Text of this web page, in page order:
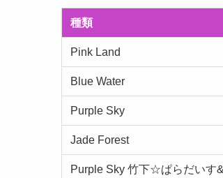
種類
Pink Land
Blue Water
Purple Sky
Jade Forest
Purple Sky 竹下☆ぱらだいす